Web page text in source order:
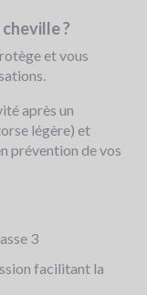
?
et vous
après un
légère) et
prévention de vos
3
facilitant la